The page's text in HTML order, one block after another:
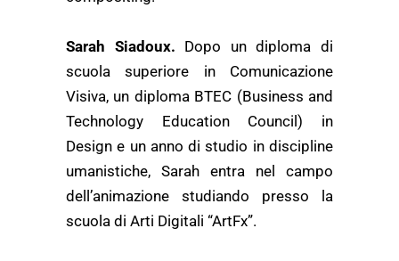
Sarah Siadoux. Dopo un diploma di
scuola superiore in Comunicazione
Visiva, un diploma BTEC (Business and
Technology Education Council) in
Design e un anno di studio in discipline
umanistiche, Sarah entra nel campo
dell’animazione studiando presso la
scuola di Arti Digitali “ArtFx”.